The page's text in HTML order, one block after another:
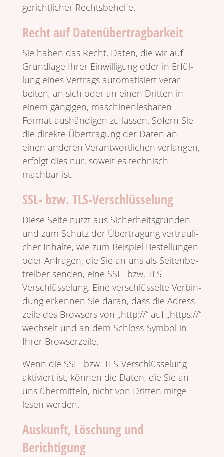
gericht­li­cher Rechtsbehelfe.
Recht auf Datenübertragbarkeit
Sie haben das Recht, Daten, die wir auf
Grund­lage Ihrer Einwil­li­gung oder in Erfül­
lung eines Vertrags auto­ma­ti­siert verar­
beiten, an sich oder an einen Dritten in
einem gängigen, maschi­nen­les­baren
Format aushän­digen zu lassen. Sofern Sie
die direkte Über­tra­gung der Daten an
einen anderen Verant­wort­li­chen verlangen,
erfolgt dies nur, soweit es tech­nisch
machbar ist.
SSL- bzw. TLS-Verschlüsselung
Diese Seite nutzt aus Sicher­heits­gründen
und zum Schutz der Über­tra­gung vertrau­li­
cher Inhalte, wie zum Beispiel Bestel­lungen
oder Anfragen, die Sie an uns als Seiten­be­
treiber senden, eine SSL- bzw. TLS-
Verschlüs­se­lung. Eine verschlüs­selte Verbin­
dung erkennen Sie daran, dass die Adress­
zeile des Brow­sers von „http://“ auf „https://“
wech­selt und an dem Schloss-Symbol in
Ihrer Browserzeile.
Wenn die SSL- bzw. TLS-Verschlüs­se­lung
akti­viert ist, können die Daten, die Sie an
uns über­mit­teln, nicht von Dritten mitge­
lesen werden.
Auskunft, Löschung und
Berichtigung